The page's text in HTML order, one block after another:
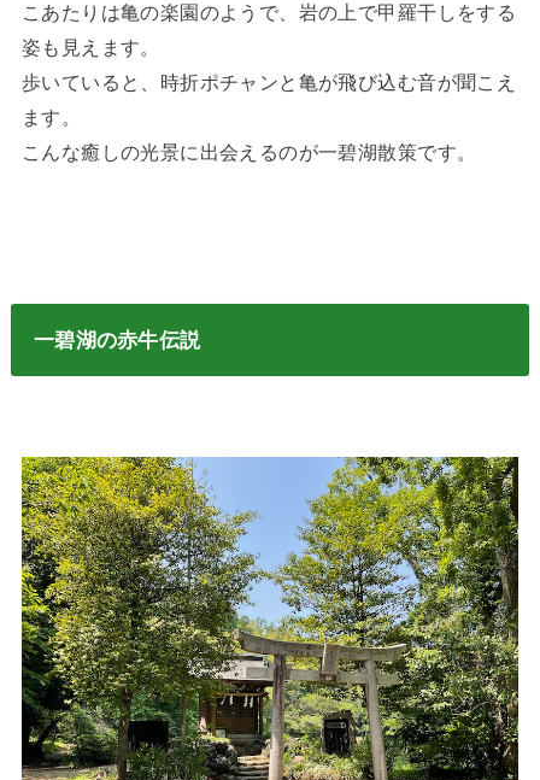
こあたりは亀の楽園のようで、岩の上で甲羅干しをする
姿も見えます。
歩いていると、時折ポチャンと亀が飛び込む音が聞こえ
ます。
こんな癒しの光景に出会えるのが一碧湖散策です。
一碧湖の赤牛伝説